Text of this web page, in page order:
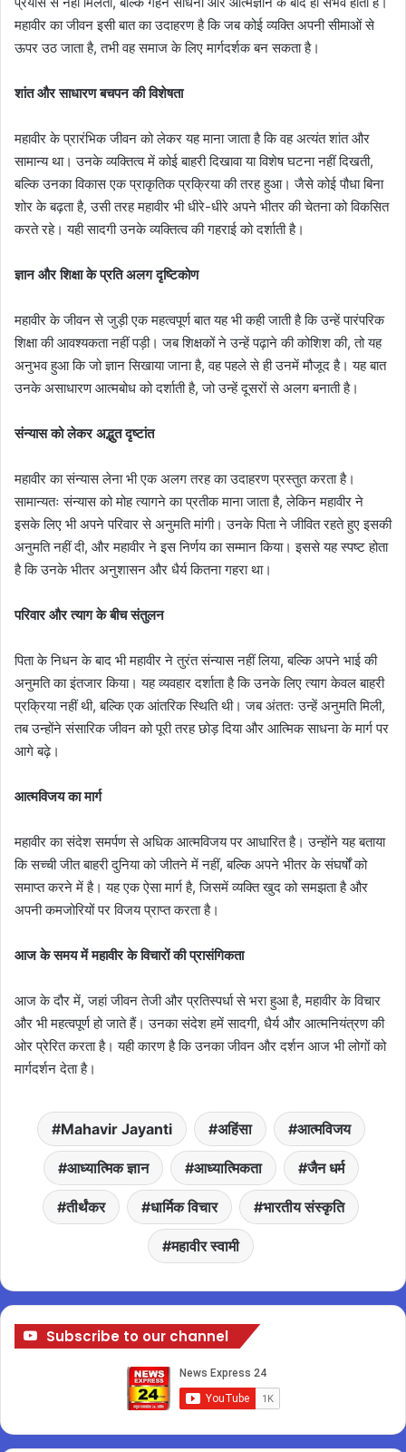
महावीर का जीवन इसी बात का उदाहरण है कि जब कोई व्यक्ति अपनी सीमाओं से
ऊपर उठ जाता है, तभी वह समाज के लिए मार्गदर्शक बन सकता है।
शांत और साधारण बचपन की विशेषता
महावीर के प्रारंभिक जीवन को लेकर यह माना जाता है कि वह अत्यंत शांत और
सामान्य था। उनके व्यक्तित्व में कोई बाहरी दिखावा या विशेष घटना नहीं दिखती,
बल्कि उनका विकास एक प्राकृतिक प्रक्रिया की तरह हुआ। जैसे कोई पौधा बिना
शोर के बढ़ता है, उसी तरह महावीर भी धीरे-धीरे अपने भीतर की चेतना को विकसित
करते रहे। यही सादगी उनके व्यक्तित्व की गहराई को दर्शाती है।
ज्ञान और शिक्षा के प्रति अलग दृष्टिकोण
महावीर के जीवन से जुड़ी एक महत्वपूर्ण बात यह भी कही जाती है कि उन्हें पारंपरिक
शिक्षा की आवश्यकता नहीं पड़ी। जब शिक्षकों ने उन्हें पढ़ाने की कोशिश की, तो यह
अनुभव हुआ कि जो ज्ञान सिखाया जाना है, वह पहले से ही उनमें मौजूद है। यह बात
उनके असाधारण आत्मबोध को दर्शाती है, जो उन्हें दूसरों से अलग बनाती है।
संन्यास को लेकर अद्भुत दृष्टांत
महावीर का संन्यास लेना भी एक अलग तरह का उदाहरण प्रस्तुत करता है।
सामान्यतः संन्यास को मोह त्यागने का प्रतीक माना जाता है, लेकिन महावीर ने
इसके लिए भी अपने परिवार से अनुमति मांगी। उनके पिता ने जीवित रहते हुए इसकी
अनुमति नहीं दी, और महावीर ने इस निर्णय का सम्मान किया। इससे यह स्पष्ट होता
है कि उनके भीतर अनुशासन और धैर्य कितना गहरा था।
परिवार और त्याग के बीच संतुलन
पिता के निधन के बाद भी महावीर ने तुरंत संन्यास नहीं लिया, बल्कि अपने भाई की
अनुमति का इंतजार किया। यह व्यवहार दर्शाता है कि उनके लिए त्याग केवल बाहरी
प्रक्रिया नहीं थी, बल्कि एक आंतरिक स्थिति थी। जब अंततः उन्हें अनुमति मिली,
तब उन्होंने संसारिक जीवन को पूरी तरह छोड़ दिया और आत्मिक साधना के मार्ग पर
आगे बढ़े।
आत्मविजय का मार्ग
महावीर का संदेश समर्पण से अधिक आत्मविजय पर आधारित है। उन्होंने यह बताया
कि सच्ची जीत बाहरी दुनिया को जीतने में नहीं, बल्कि अपने भीतर के संघर्षों को
समाप्त करने में है। यह एक ऐसा मार्ग है, जिसमें व्यक्ति खुद को समझता है और
अपनी कमजोरियों पर विजय प्राप्त करता है।
आज के समय में महावीर के विचारों की प्रासंगिकता
आज के दौर में, जहां जीवन तेजी और प्रतिस्पर्धा से भरा हुआ है, महावीर के विचार
और भी महत्वपूर्ण हो जाते हैं। उनका संदेश हमें सादगी, धैर्य और आत्मनियंत्रण की
ओर प्रेरित करता है। यही कारण है कि उनका जीवन और दर्शन आज भी लोगों को
मार्गदर्शन देता है।
Mahavir Jayanti अहिंसा आत्मविजय
आध्यात्मिक ज्ञान आध्यात्मिकता जैन धर्म
तीर्थंकर धार्मिक विचार भारतीय संस्कृति
महावीर स्वामी
Subscribe to our channel